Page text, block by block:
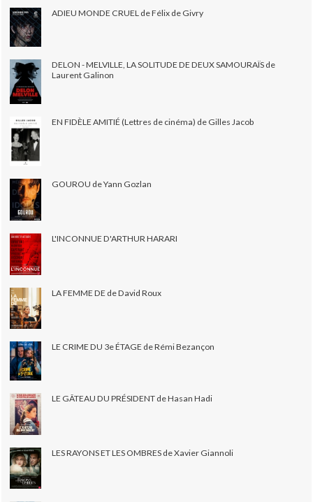
ADIEU MONDE CRUEL de Félix de Givry
DELON - MELVILLE, LA SOLITUDE DE DEUX SAMOURAÏS de
Laurent Galinon
EN FIDÈLE AMITIÉ (Lettres de cinéma) de Gilles Jacob
GOUROU de Yann Gozlan
L'INCONNUE D'ARTHUR HARARI
LA FEMME DE de David Roux
LE CRIME DU 3e ÉTAGE de Rémi Bezançon
LE GÂTEAU DU PRÉSIDENT de Hasan Hadi
LES RAYONS ET LES OMBRES de Xavier Giannoli